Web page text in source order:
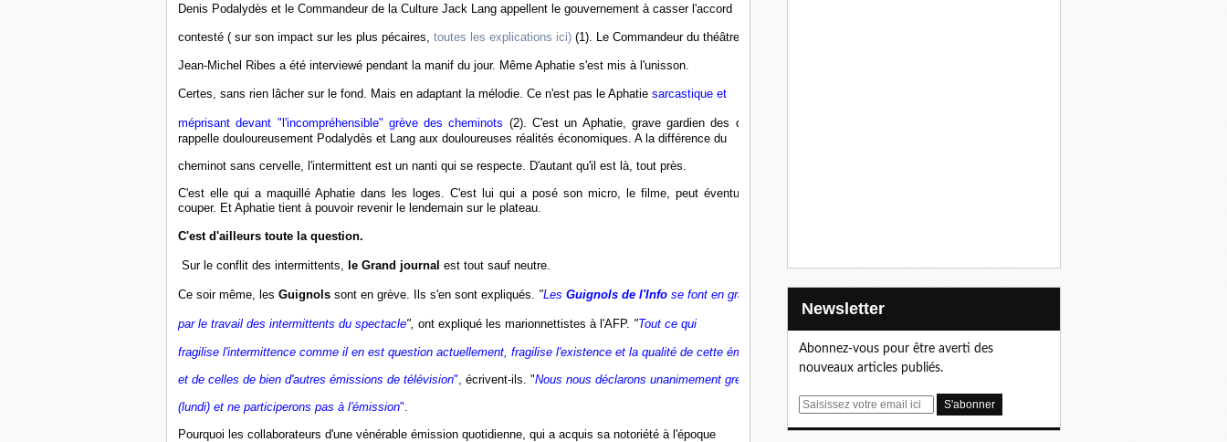
Denis Podalydès et le Commandeur de la Culture Jack Lang appellent le gouvernement à casser l'accord
contesté ( sur son impact sur les plus pécaires, toutes les explications ici) (1). Le Commandeur du théâtre
Jean-Michel Ribes a été interviewé pendant la manif du jour. Même Aphatie s'est mis à l'unisson.
Certes, sans rien lâcher sur le fond. Mais en adaptant la mélodie. Ce n'est pas le Aphatie sarcastique et
méprisant devant "l'incompréhensible" grève des cheminots (2). C'est un Aphatie, grave gardien des déficits, qui
rappelle douloureusement Podalydès et Lang aux douloureuses réalités économiques. A la différence du
cheminot sans cervelle, l'intermittent est un nanti qui se respecte. D'autant qu'il est là, tout près.
C'est elle qui a maquillé Aphatie dans les loges. C'est lui qui a posé son micro, le filme, peut éventuellement le
couper. Et Aphatie tient à pouvoir revenir le lendemain sur le plateau.
C'est d'ailleurs toute la question.
Sur le conflit des intermittents, le Grand journal est tout sauf neutre.
Ce soir même, les Guignols sont en grève. Ils s'en sont expliqués. "Les Guignols de l'Info se font en grande partie
par le travail des intermittents du spectacle", ont expliqué les marionnettistes à l'AFP. "Tout ce qui
fragilise l'intermittence comme il en est question actuellement, fragilise l'existence et la qualité de cette émission
et de celles de bien d'autres émissions de télévision", écrivent-ils. "Nous nous déclarons unanimement grévistes
(lundi) et ne participerons pas à l'émission".
Pourquoi les collaborateurs d'une vénérable émission quotidienne, qui a acquis sa notoriété à l'époque
Newsletter
Abonnez-vous pour être averti des
nouveaux articles publiés.
E